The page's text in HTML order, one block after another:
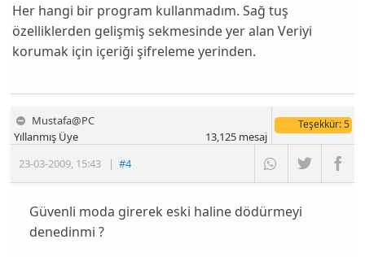
Her hangi bir program kullanmadım. Sağ tuş
özelliklerden gelişmiş sekmesinde yer alan Veriyi
korumak için içeriği şifreleme yerinden.
Mustafa@PC
23-03-2009, 15:43 |#4
Yıllanmış Üye
Teşekkür: 5
13,125mesaj
Güvenli moda girerek eski haline dödürmeyi
denedinmi ?